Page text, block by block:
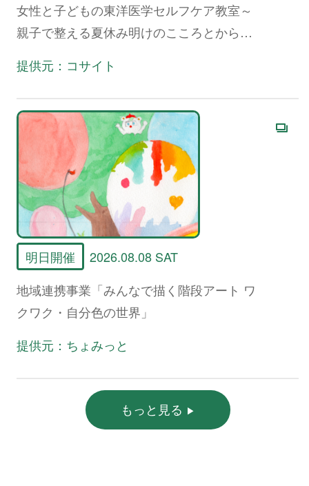
女性と子どもの東洋医学セルフケア教室～
親子で整える夏休み明けのこころとからだ
提供元：コサイト
明日開催
2026.08.08 SAT
地域連携事業「みんなで描く階段アート ワ
クワク・自分色の世界」
提供元：ちょみっと
もっと見る